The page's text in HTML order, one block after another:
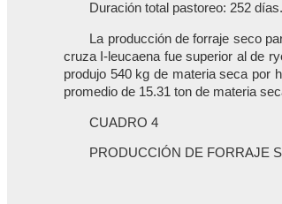
Duración total pastoreo: 252 días.
La producción de forraje seco
cruza I-leucaena fue superior al de
produjo 540 kg de materia seca por
promedio de 15.31 ton de materia
CUADRO 4
PRODUCCIÓN DE FORRAJE